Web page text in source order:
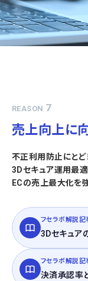
REASON 7
売上向上に
不正利用防止にとど
3Dセキュア運用最
ECの売上最大化を
フセラボ解説記
3Dセキュア
フセラボ解説記
決済承認率